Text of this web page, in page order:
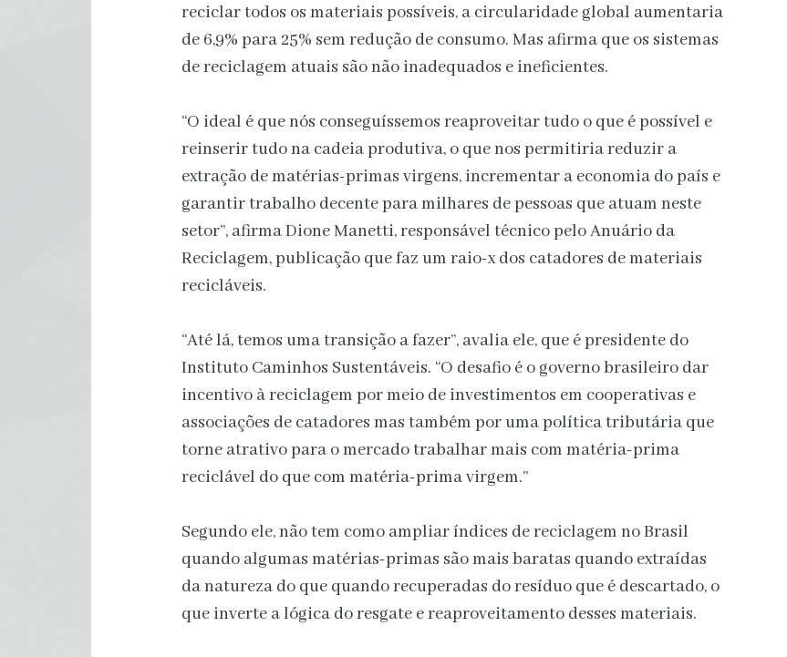
reciclar todos os materiais possíveis, a circularidade global aumentaria
de 6,9% para 25% sem redução de consumo. Mas afirma que os sistemas
de reciclagem atuais são não inadequados e ineficientes.
“O ideal é que nós conseguíssemos reaproveitar tudo o que é possível e
reinserir tudo na cadeia produtiva, o que nos permitiria reduzir a
extração de matérias-primas virgens, incrementar a economia do país e
garantir trabalho decente para milhares de pessoas que atuam neste
setor”, afirma Dione Manetti, responsável técnico pelo Anuário da
Reciclagem, publicação que faz um raio-x dos catadores de materiais
recicláveis.
“Até lá, temos uma transição a fazer”, avalia ele, que é presidente do
Instituto Caminhos Sustentáveis. “O desafio é o governo brasileiro dar
incentivo à reciclagem por meio de investimentos em cooperativas e
associações de catadores mas também por uma política tributária que
torne atrativo para o mercado trabalhar mais com matéria-prima
reciclável do que com matéria-prima virgem.”
Segundo ele, não tem como ampliar índices de reciclagem no Brasil
quando algumas matérias-primas são mais baratas quando extraídas
da natureza do que quando recuperadas do resíduo que é descartado, o
que inverte a lógica do resgate e reaproveitamento desses materiais.